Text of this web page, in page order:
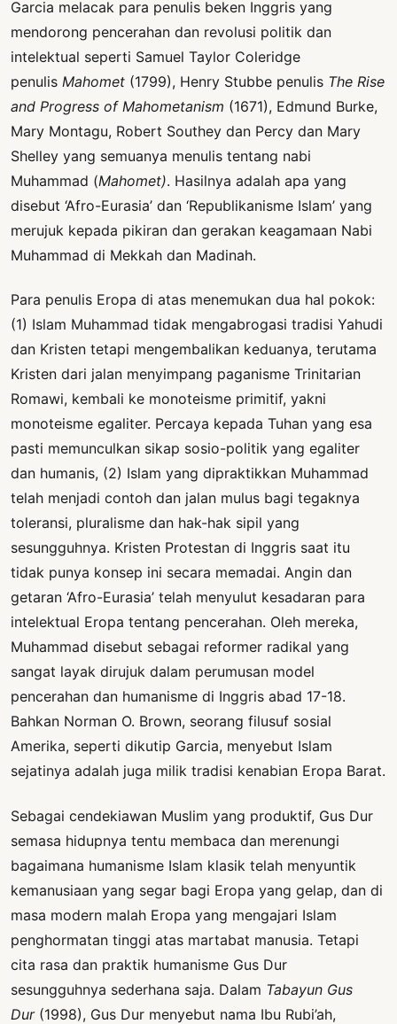
Garcia melacak para penulis beken Inggris yang
mendorong pencerahan dan revolusi politik dan
intelektual seperti Samuel Taylor Coleridge
penulis Mahomet (1799), Henry Stubbe penulis The Rise
and Progress of Mahometanism (1671), Edmund Burke,
Mary Montagu, Robert Southey dan Percy dan Mary
Shelley yang semuanya menulis tentang nabi
Muhammad (Mahomet). Hasilnya adalah apa yang
disebut ‘Afro-Eurasia’ dan ‘Republikanisme Islam’ yang
merujuk kepada pikiran dan gerakan keagamaan Nabi
Muhammad di Mekkah dan Madinah.
Para penulis Eropa di atas menemukan dua hal pokok:
(1) Islam Muhammad tidak mengabrogasi tradisi Yahudi
dan Kristen tetapi mengembalikan keduanya, terutama
Kristen dari jalan menyimpang paganisme Trinitarian
Romawi, kembali ke monoteisme primitif, yakni
monoteisme egaliter. Percaya kepada Tuhan yang esa
pasti memunculkan sikap sosio-politik yang egaliter
dan humanis, (2) Islam yang dipraktikkan Muhammad
telah menjadi contoh dan jalan mulus bagi tegaknya
toleransi, pluralisme dan hak-hak sipil yang
sesungguhnya. Kristen Protestan di Inggris saat itu
tidak punya konsep ini secara memadai. Angin dan
getaran ‘Afro-Eurasia’ telah menyulut kesadaran para
intelektual Eropa tentang pencerahan. Oleh mereka,
Muhammad disebut sebagai reformer radikal yang
sangat layak dirujuk dalam perumusan model
pencerahan dan humanisme di Inggris abad 17-18.
Bahkan Norman O. Brown, seorang filusuf sosial
Amerika, seperti dikutip Garcia, menyebut Islam
sejatinya adalah juga milik tradisi kenabian Eropa Barat.
Sebagai cendekiawan Muslim yang produktif, Gus Dur
semasa hidupnya tentu membaca dan merenungi
bagaimana humanisme Islam klasik telah menyuntik
kemanusiaan yang segar bagi Eropa yang gelap, dan di
masa modern malah Eropa yang mengajari Islam
penghormatan tinggi atas martabat manusia. Tetapi
cita rasa dan praktik humanisme Gus Dur
sesungguhnya sederhana saja. Dalam Tabayun Gus
Dur(1998), Gus Dur menyebut nama Ibu Rubi’ah,